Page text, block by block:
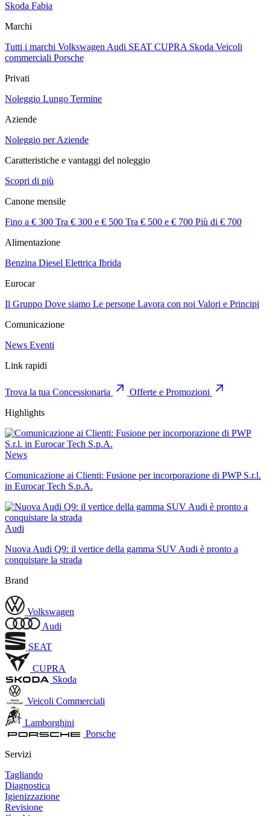
Skoda Fabia
Marchi
Tutti i marchi Volkswagen Audi SEAT CUPRA Skoda Veicoli
commerciali Porsche
Privati
Noleggio Lungo Termine
Aziende
Noleggio per Aziende
Caratteristiche e vantaggi del noleggio
Scopri di più
Canone mensile
Fino a € 300 Tra € 300 e € 500 Tra € 500 e € 700 Più di € 700
Alimentazione
Benzina Diesel Elettrica Ibrida
Eurocar
Il Gruppo Dove siamo Le persone Lavora con noi Valori e Principi
Comunicazione
News Eventi
Link rapidi
Trova la tua Concessionaria
Offerte e Promozioni
Highlights
News
Comunicazione ai Clienti: Fusione per incorporazione di PWP S.r.l.
in Eurocar Tech S.p.A.
Audi
Nuova Audi Q9: il vertice della gamma SUV Audi è pronto a
conquistare la strada
Brand
Volkswagen
Audi
SEAT
CUPRA
Skoda
Veicoli Commerciali
Lamborghini
Porsche
Servizi
Tagliando
Diagnostica
Igienizzazione
Revisione